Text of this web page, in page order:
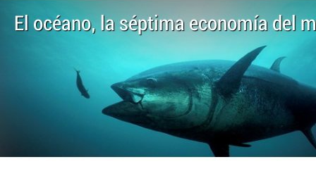
El océano, la séptima economía del